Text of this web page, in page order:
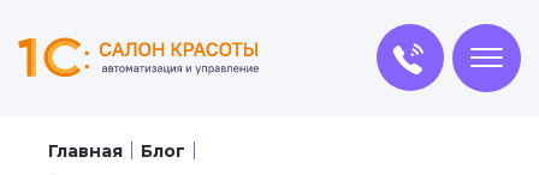
Главная
Блог